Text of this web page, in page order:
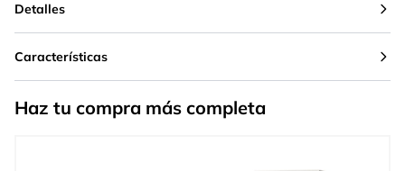
Detalles
Características
Haz tu compra más completa